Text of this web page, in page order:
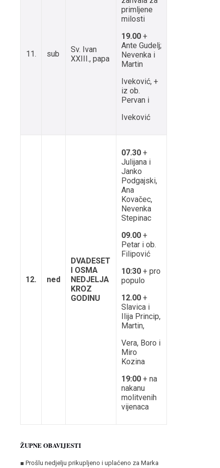
11. sub
Sv. Ivan
XXIII., papa
primljene
milosti
19.00 +
Ante Gudelj;
Nevenka i
Martin
Iveković, +
iz ob.
Pervan i
Iveković
12. ned
DVADESET
I OSMA
NEDJELJA
KROZ
GODINU
07.30 +
Julijana i
Janko
Podgajski,
Ana
Kovačec,
Nevenka
Stepinac
09.00 +
Petar i ob.
Filipović
10:30 + pro
populo
12.00 +
Slavica i
Ilija Princip,
Martin,
Vera, Boro i
Miro
Kozina
19:00 + na
nakanu
molitvenih
vijenaca
ŽUPNE OBAVIJESTI
■ Prošlu nedjelju prikupljeno i uplaćeno za Marka